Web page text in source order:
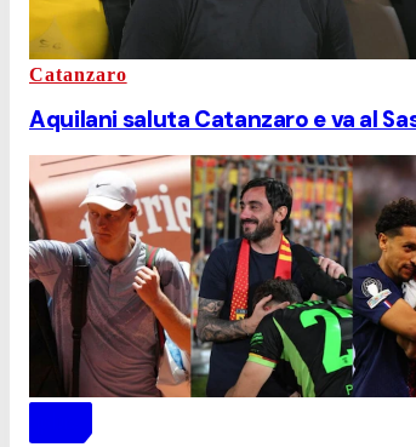
Catanzaro
Aquilani saluta Catanzaro e va al